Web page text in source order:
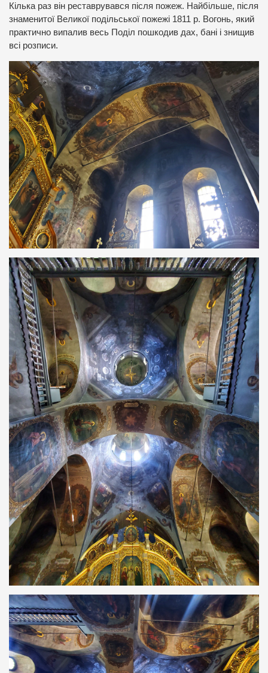
Кілька раз він реставрувався після пожеж. Найбільше, після
знаменитої Великої подільської пожежі 1811 р. Вогонь, який
практично випалив весь Поділ пошкодив дах, бані і знищив
всі розписи.